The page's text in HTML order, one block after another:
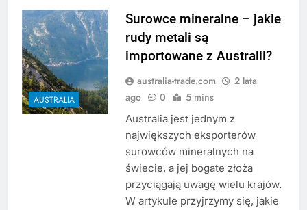
AUSTRALIA
Surowce mineralne – jakie
rudy metali są
importowane z Australii?
australia-trade.com
2 lata
ago
0 5 mins
Australia jest jednym z
największych eksporterów
surowców mineralnych na
świecie, a jej bogate złoża
przyciągają uwagę wielu krajów.
W artykule przyjrzymy się, jakie